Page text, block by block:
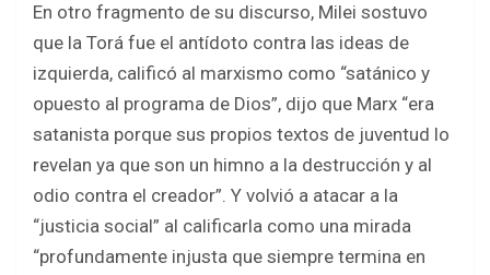
En otro fragmento de su discurso, Milei sostuvo
que la Torá fue el antídoto contra las ideas de
izquierda, calificó al marxismo como “satánico y
opuesto al programa de Dios”, dijo que Marx “era
satanista porque sus propios textos de juventud lo
revelan ya que son un himno a la destrucción y al
odio contra el creador”. Y volvió a atacar a la
“justicia social” al calificarla como una mirada
“profundamente injusta que siempre termina en